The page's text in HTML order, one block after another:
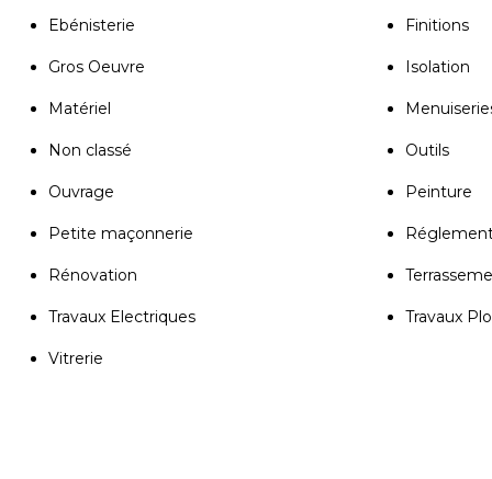
Ebénisterie Finitions
Gros Oeuvre Isolation
Matériel
Non classé Outils
Ouvrage Peinture
Petite maçonnerie
Rénovation
Travaux Electriques Travaux
Vitrerie